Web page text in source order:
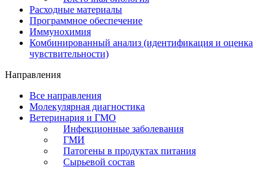
Расходные материалы
Программное обеспечение
Иммунохимия
Комбинированный анализ (идентификация и оценка
чувствительности)
Направления
Все направления
Молекулярная диагностика
Ветеринария и ГМО
Инфекционные заболевания
ГМИ
Патогены в продуктах питания
Сырьевой состав